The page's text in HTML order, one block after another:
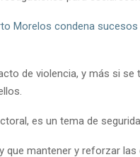
Morelos condena
de violencia, y más si
es un tema de
mantener y reforzar